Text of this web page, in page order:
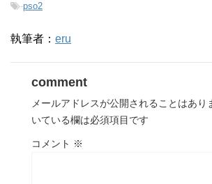
-pso2
執筆者： eru
comment
メールアドレスが公開されることはあり
いている欄は必須項目です
コメント ※